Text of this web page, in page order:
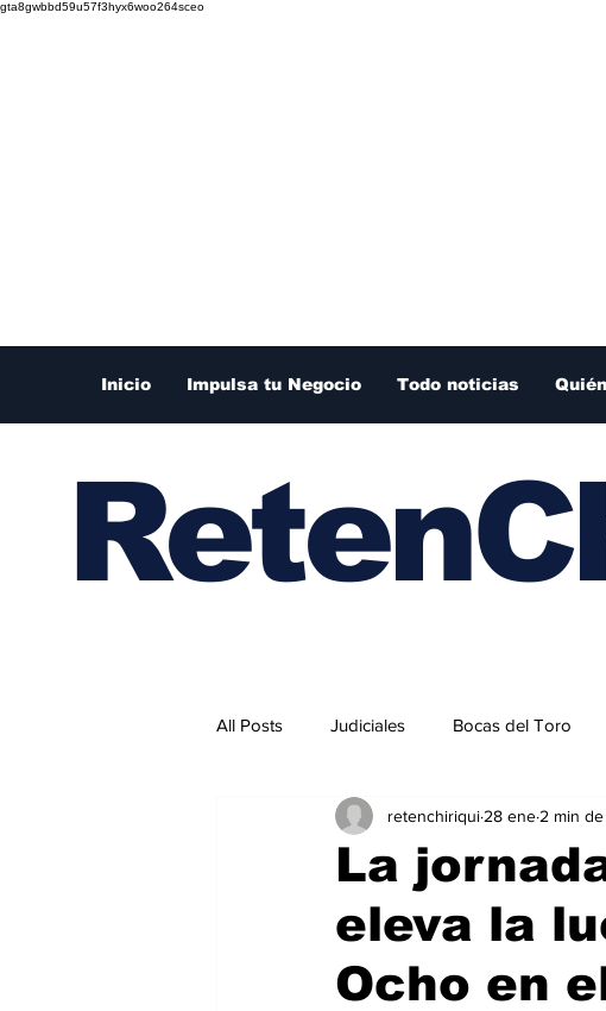
gta8gwbbd59u57f3hyx6woo264sceo
Inicio Impulsa tu Negocio Todo noticias
All Posts Judiciales Bocas del Toro
Internacionales
La
eleva la
Ocho en
retenchiriqui 28 ene 2 min